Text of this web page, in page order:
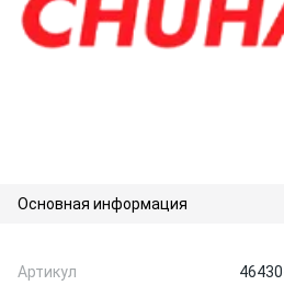
Основная информация
Артикул